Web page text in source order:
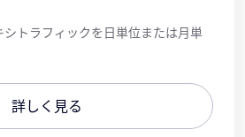
トラフィックを日単位または月単
詳しく見る